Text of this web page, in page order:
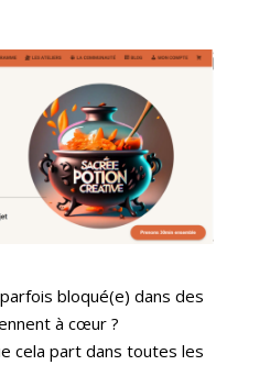
bloqué(e) dans des
à cœur ?
cela part dans toutes les